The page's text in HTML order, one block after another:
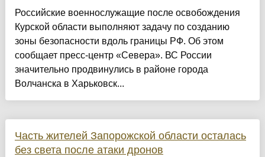
Российские военнослужащие после освобождения
Курской области выполняют задачу по созданию
зоны безопасности вдоль границы РФ. Об этом
сообщает пресс-центр «Севера». ВС России
значительно продвинулись в районе города
Волчанска в Харьковск...
Часть жителей Запорожской области осталась
без света после атаки дронов